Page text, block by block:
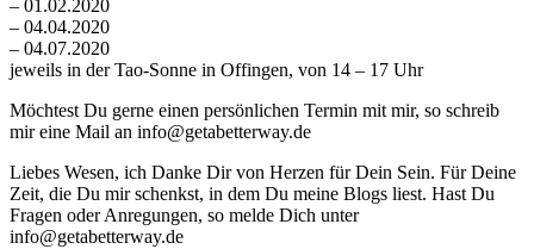
– 01.02.2020
– 04.04.2020
– 04.07.2020
jeweils in der Tao-Sonne in Offingen, von 14 – 17 Uhr
Möchtest Du gerne einen persönlichen Termin mit mir, so schreib
mir eine Mail an info@getabetterway.de
Liebes Wesen, ich Danke Dir von Herzen für Dein Sein. Für Deine
Zeit, die Du mir schenkst, in dem Du meine Blogs liest. Hast Du
Fragen oder Anregungen, so melde Dich unter
info@getabetterway.de